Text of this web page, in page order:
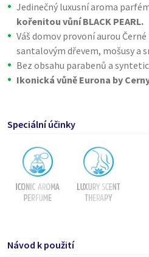
Jedinečný luxusní aroma
kořenitou vůní BLACK PEARL.
Váš domov provoní aurou
santalovým dřevem, mošusy a
Bez obsahu parabenů a
Ikonická vůně Eurona by
Speciální účinky
Návod k použití